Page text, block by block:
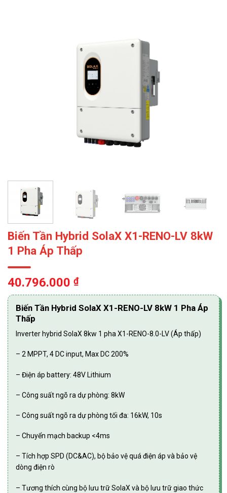
Biến Tần Hybrid SolaX X1-RENO-LV 8kW
1 Pha Áp Thấp
40.796.000 ₫
Biến Tần Hybrid SolaX X1-RENO-LV 8kW 1 Pha Áp
Thấp
Inverter hybrid SolaX 8kw 1 pha X1-RENO-8.0-LV (Áp thấp)
– 2 MPPT, 4 DC input, Max DC 200%
– Điện áp battery: 48V Lithium
– Công suất ngõ ra dự phòng: 8kW
– Công suất ngõ ra dự phòng tối đa: 16kW, 10s
– Chuyển mạch backup <4ms
– Tích hợp SPD (DC&AC), bộ bảo vệ quá điện áp và bảo vệ
dòng điện rò
– Tương thích cùng bộ lưu trữ SolaX và bộ lưu trữ giao thức